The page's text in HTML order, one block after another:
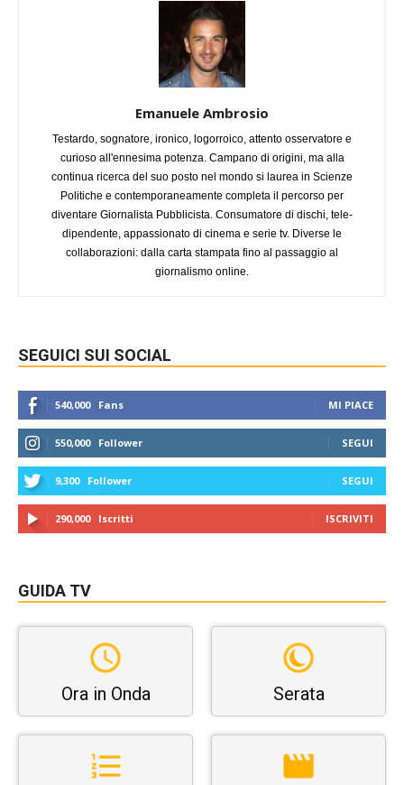
Emanuele Ambrosio
Testardo, sognatore, ironico, logorroico, attento osservatore e
curioso all'ennesima potenza. Campano di origini, ma alla
continua ricerca del suo posto nel mondo si laurea in Scienze
Politiche e contemporaneamente completa il percorso per
diventare Giornalista Pubblicista. Consumatore di dischi, tele-
dipendente, appassionato di cinema e serie tv. Diverse le
collaborazioni: dalla carta stampata fino al passaggio al
giornalismo online.
SEGUICI SUI SOCIAL
540,000 Fans MI PIACE
550,000 Follower SEGUI
9,300 Follower SEGUI
290,000 Iscritti ISCRIVITI
GUIDA TV
Ora in Onda Serata